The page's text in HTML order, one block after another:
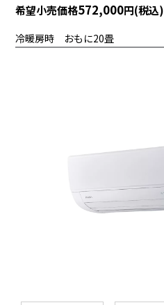
希望小売価格572,000円(税込)
冷暖房時 おもに20畳